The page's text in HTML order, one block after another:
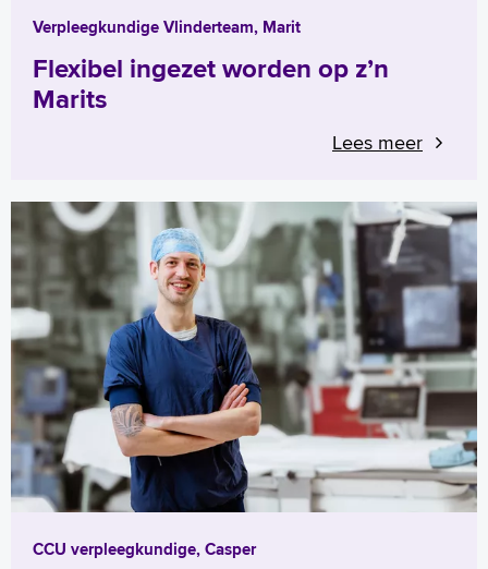
Verpleegkundige Vlinderteam, Marit
Flexibel ingezet worden op z’n
Marits
Lees meer
CCU verpleegkundige, Casper